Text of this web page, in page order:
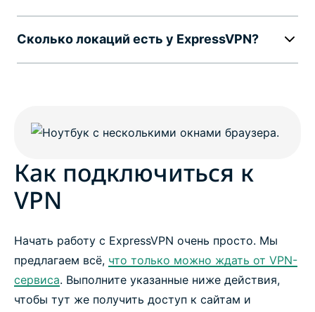
Сколько локаций есть у ExpressVPN?
Как подключиться к
VPN
Начать работу с ExpressVPN очень просто. Мы
предлагаем всё, что только можно ждать от VPN-
сервиса. Выполните указанные ниже действия,
чтобы тут же получить доступ к сайтам и